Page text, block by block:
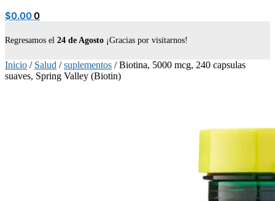
$0.00 0
Regresamos el 24 de Agosto ¡Gracias por visitarnos!
Inicio / Salud /suplementos /Biotina, 5000 mcg, 240 capsulas
suaves, Spring Valley (Biotin)